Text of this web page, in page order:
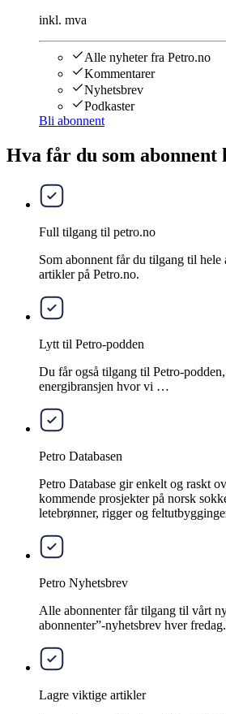
inkl. mva
Alle nyheter fra Petro.no
Kommentarer
Nyhetsbrev
Podkaster
Bli abonnent
Hva får du som abonnent
Full tilgang til petro.no
Som abonnent får du tilgang til hele
artikler på Petro.no.
Lytt til Petro-podden
Du får også tilgang til Petro-
energibransjen hvor vi …
Petro Databasen
Petro Database gir enkelt og raskt
kommende prosjekter på norsk
letebrønner, rigger og
Petro Nyhetsbrev
Alle abonnenter får tilgang til vårt
abonnenter”-nyhetsbrev hver fredag.
Lagre viktige artikler